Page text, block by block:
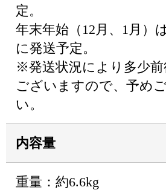
定。
年末年始（12月、1月）
に発送予定。
※発送状況により多少
ございますので、予め
い。
内容量
重量：約6.6kg